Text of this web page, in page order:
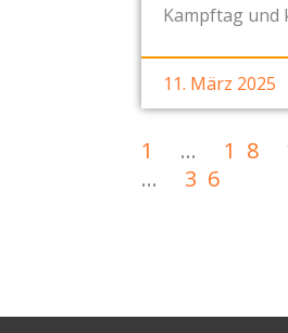
Kampftag und
11. März 2025
1
… 18
…
36